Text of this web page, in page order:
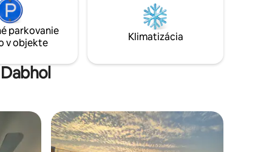
to jungle leading to river stream or just
drive for 20 min to Kolthare beach or
Parshuram Bhumi.
parkovanie
v objekte
Klimatizácia